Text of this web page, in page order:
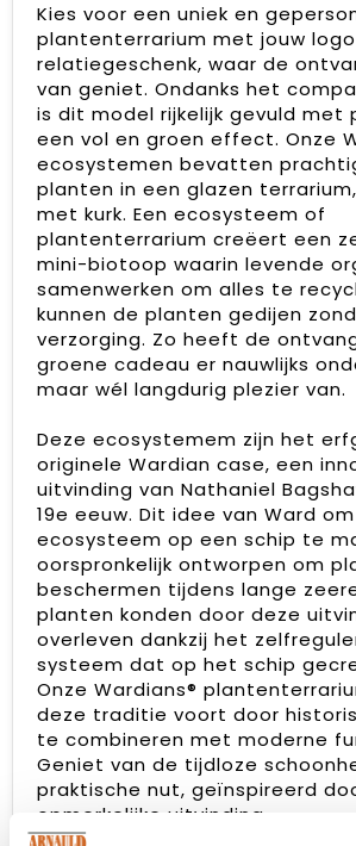
Kies voor een uniek en
plantenterrarium met jouw logo
relatiegeschenk, waar de
van geniet. Ondanks het
is dit model rijkelijk gevuld met
een vol en groen effect. Onze
ecosystemen bevatten
planten in een glazen
met kurk. Een ecosysteem of
plantenterrarium creëert een
mini-biotoop waarin levende
samenwerken om alles te
kunnen de planten gedijen
verzorging. Zo heeft de
groene cadeau er nauwlijks
maar wél langdurig plezier van.
Deze ecosystemem zijn het
originele Wardian case, een
uitvinding van Nathaniel
19e eeuw. Dit idee van Ward
ecosysteem op een schip te
oorspronkelijk ontworpen om
beschermen tijdens lange
planten konden door deze
overleven dankzij het
systeem dat op het schip
Onze Wardians®
deze traditie voort door
te combineren met moderne
Geniet van de tijdloze
praktische nut, geïnspireerd
opmerkelijke uitvinding.